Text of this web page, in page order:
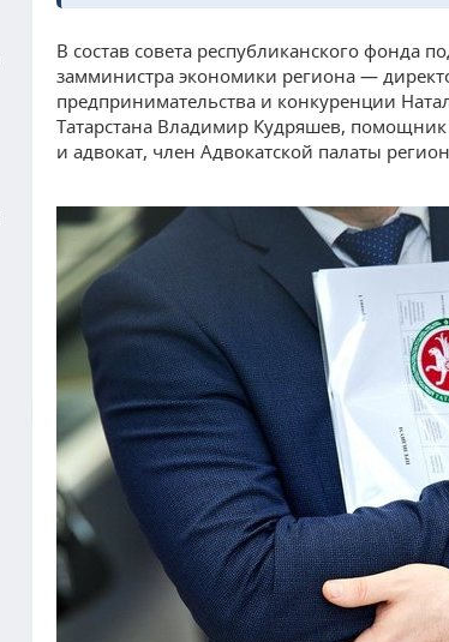
В состав совета республиканского фонда
замминистра экономики региона —
предпринимательства и конкуренции
Татарстана Владимир Кудряшев, помощник
и адвокат, член Адвокатской палаты